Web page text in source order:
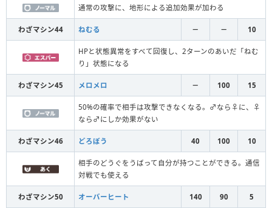
通常の攻撃に、地形による追加効果が加わる
わざマシン44 ねむる － － 10
HPと状態異常をすべて回復し、2ターンのあいだ「ねむ
り」状態になる
わざマシン45 メロメロ － 100 15
50%の確率で相手は攻撃できなくなる。♂なら♀に、♀
なら♂にしか効果がない
わざマシン46 どろぼう 40 100 10
相手のどうぐをうばって自分が持つことができる。通信
対戦でも使える
わざマシン50 オーバーヒート 140 90 5